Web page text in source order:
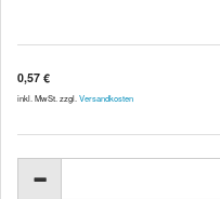
0,57 €
inkl. MwSt. zzgl. Versandkosten